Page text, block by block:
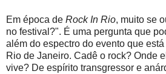
Em época de Rock In Rio, muito se
no festival?". É uma pergunta que
além do espectro do evento que
Rio de Janeiro. Cadê o rock? Onde
vive? De espírito transgressor e